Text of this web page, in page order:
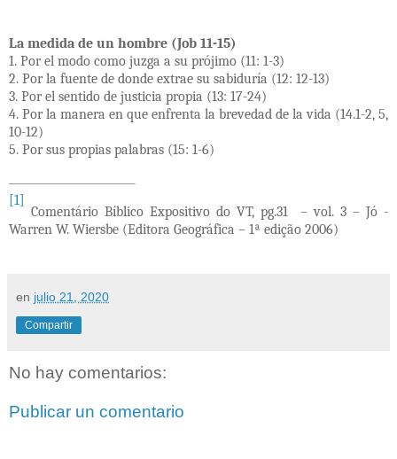
La medida de un hombre (Job 11-15)
1. Por el modo como juzga a su prójimo (11: 1-3)
2. Por la fuente de donde extrae su sabiduría (12: 12-13)
3. Por el sentido de justicia propia (13: 17-24)
4. Por la manera en que enfrenta la brevedad de la vida (14.1-2, 5,
10-12)
5. Por sus propias palabras (15: 1-6)
[1]
Comentário Bíblico Expositivo do VT, pg.31 – vol. 3 – Jó -
Warren W. Wiersbe (Editora Geográfica – 1ª edição 2006)
en julio 21, 2020
Compartir
No hay comentarios:
Publicar un comentario